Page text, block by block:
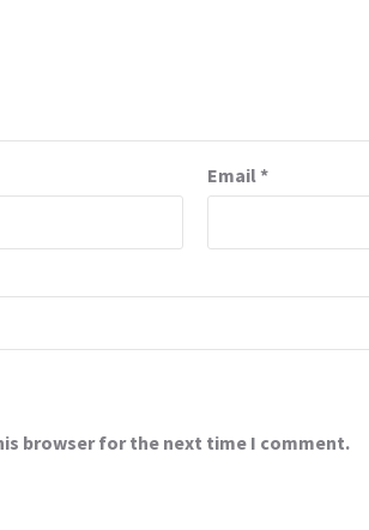
Email*
browser for the next time I comment.